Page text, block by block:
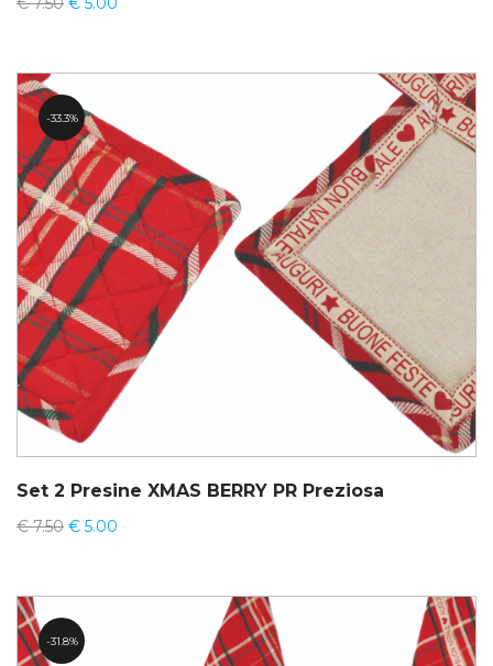
33.3%
Set 2 Presine XMAS BERRY PR Preziosa
€7.50 € 5.00
31.8%